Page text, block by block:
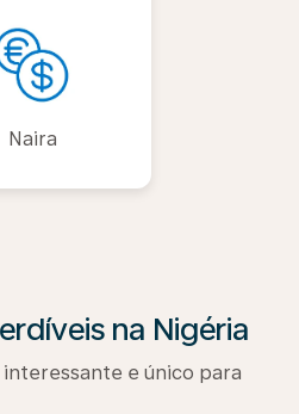
Naira
na Nigéria
interessante e único para